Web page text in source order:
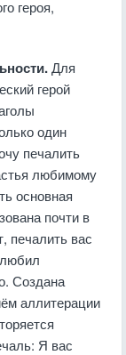
героя,
Для
герой
один
печалить
любимому
основная
почти в
печалить вас
Создана
аллитерации
Я вас